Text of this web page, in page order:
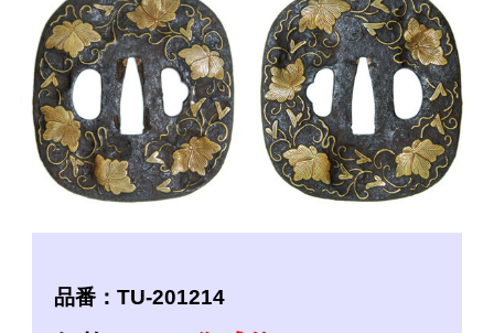
品番：TU-201214